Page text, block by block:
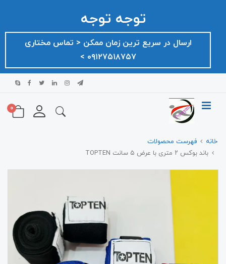
توجه توجه
ارسال در سریع ترین زمان ممکن ‌< تماس مختاری
۰۹۱۲۷۵۱۸۷۵۷ >
0
خانه
فهرست محصولات
باند بوکس ۲ متری با عرض ۵ سانت TOPTEN